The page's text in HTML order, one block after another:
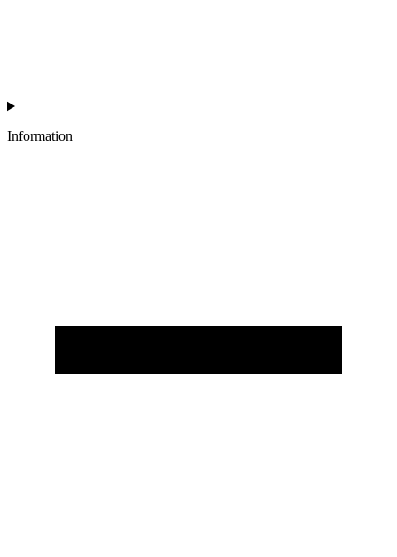
Information